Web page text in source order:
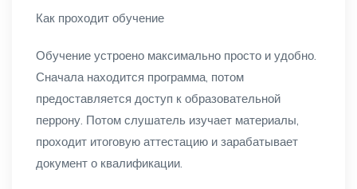
Как проходит обучение
Обучение устроено максимально просто и удобно.
Сначала находится программа, потом
предоставляется доступ к образовательной
перрону. Потом слушатель изучает материалы,
проходит итоговую аттестацию и зарабатывает
документ о квалификации.